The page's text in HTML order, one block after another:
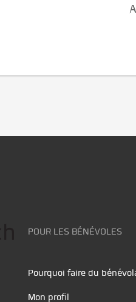
POUR LES BÉNÉVOLES
Pourquoi faire du
Mon profil